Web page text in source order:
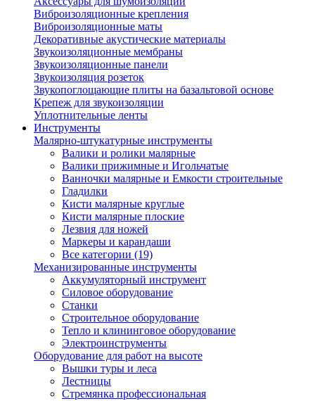
Виброизоляционные крепления
Виброизоляционные маты
Декоративные акустические материалы
Звукоизоляционные мембраны
Звукоизоляционные панели
Звукоизоляция розеток
Звукопоглощающие плиты на базальтовой основе
Крепеж для звукоизоляции
Уплотнительные ленты
Инструменты
Малярно-штукатурные инструменты
Валики и ролики малярные
Валики прижимные и Игольчатые
Ванночки малярные и Емкости строительные
Гладилки
Кисти малярные круглые
Кисти малярные плоские
Лезвия для ножей
Маркеры и карандаши
Все категории (19)
Механизированные инструменты
Аккумуляторный инструмент
Силовое оборудование
Станки
Строительное оборудование
Тепло и клининговое оборудование
Электроинструменты
Оборудование для работ на высоте
Вышки туры и леса
Лестницы
Стремянка профессиональная